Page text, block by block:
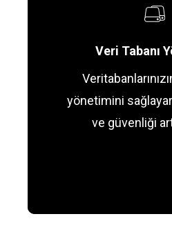
Veri Tabanı
yönetimini
ve güvenliği